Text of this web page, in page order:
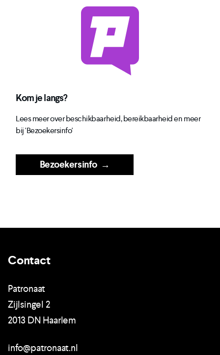
Kom je langs?
Lees meer over beschikbaarheid, bereikbaarheid en meer
bij 'Bezoekersinfo'
Bezoekersinfo→
Contact
Patronaat
Zijlsingel 2
2013 DN Haarlem
info@patronaat.nl